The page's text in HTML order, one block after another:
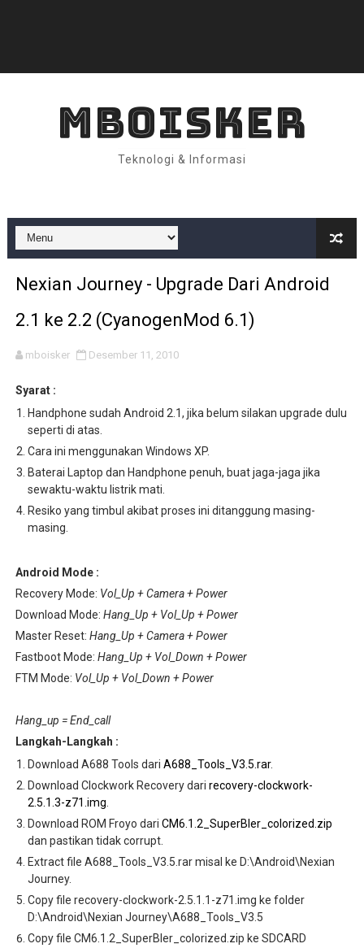
MBOISKER
Teknologi & Informasi
Nexian Journey - Upgrade Dari Android
2.1 ke 2.2 (CyanogenMod 6.1)
mboisker Desember 11, 2010
Syarat :
Handphone sudah Android 2.1, jika belum silakan upgrade dulu
seperti di atas.
Cara ini menggunakan Windows XP.
Baterai Laptop dan Handphone penuh, buat jaga-jaga jika
sewaktu-waktu listrik mati.
Resiko yang timbul akibat proses ini ditanggung masing-
masing.
Android Mode :
Recovery Mode: Vol_Up + Camera + Power
Download Mode: Hang_Up + Vol_Up + Power
Master Reset: Hang_Up + Camera + Power
Fastboot Mode: Hang_Up + Vol_Down + Power
FTM Mode: Vol_Up + Vol_Down + Power
Hang_up = End_call
Langkah-Langkah :
Download A688 Tools dari A688_Tools_V3.5.rar.
Download Clockwork Recovery dari recovery-clockwork-
2.5.1.3-z71.img
Download ROM Froyo dari CM6.1.2_SuperBler_colorized.zip
dan pastikan tidak corrupt.
Extract file A688_Tools_V3.5.rar misal ke D:\Android\Nexian
Journey.
Copy file recovery-clockwork-2.5.1.1-z71.img ke folder
D:\Android\Nexian Journey\A688_Tools_V3.5
Copy file CM6.1.2_SuperBler_colorized.zip ke SDCARD